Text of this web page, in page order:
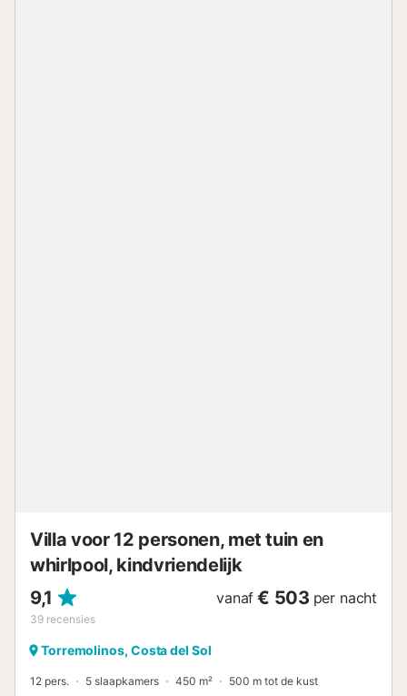
Villa voor 12 personen, met tuin en
whirlpool, kindvriendelijk
9,1
39 recensies
vanaf € 503 per nacht
Torremolinos, Costa del Sol
12 pers. 5 slaapkamers 450 m² 500 m tot de kust